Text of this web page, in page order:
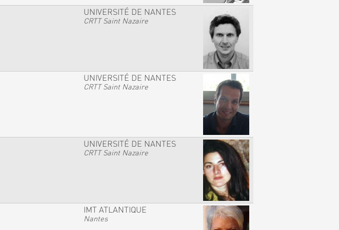
UNIVERSITÉ DE NANTES
CRTT Saint Nazaire
UNIVERSITÉ DE NANTES
CRTT Saint Nazaire
UNIVERSITÉ DE NANTES
CRTT Saint Nazaire
IMT ATLANTIQUE
Nantes